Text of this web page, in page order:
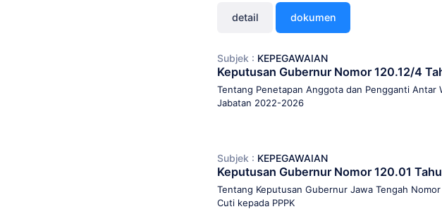
detail dokumen
Subjek : KEPEGAWAIAN
Keputusan Gubernur Nomor 120.12/4
Tentang Penetapan Anggota dan Pengganti Antar
Jabatan 2022-2026
Subjek : KEPEGAWAIAN
Keputusan Gubernur Nomor 120.01
Tentang Keputusan Gubernur Jawa Tengah
Cuti kepada PPPK